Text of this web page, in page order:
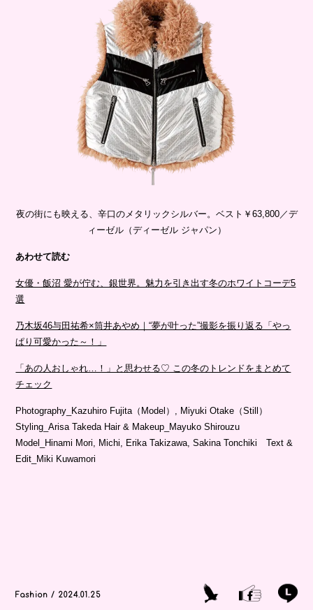
夜の街にも映える、辛口のメタリックシルバー。ベスト￥63,800／デ
ィーゼル（ディーゼル ジャパン）
あわせて読む
女優・飯沼 愛が佇む、銀世界。魅力を引き出す冬のホワイトコーデ5
選
乃木坂46与田祐希×筒井あやめ｜“夢が叶った”撮影を振り返る「やっ
ぱり可愛かった～！」
「あの人おしゃれ…！」と思わせる♡ この冬のトレンドをまとめて
チェック
Photography_Kazuhiro Fujita（Model）, Miyuki Otake（Still）
Styling_Arisa Takeda Hair & Makeup_Mayuko Shirouzu
Model_Hinami Mori, Michi, Erika Takizawa, Sakina Tonchiki Text &
Edit_Miki Kuwamori
Fashion / 2024.01.25